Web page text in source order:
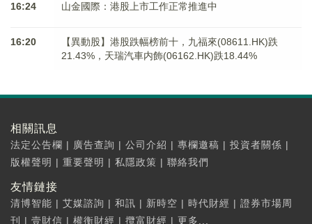
16:24 山金國際：港股上市工作正常推進中
16:20
【異動股】港股跌幅榜前十，九福來(08611.HK)跌
21.43%，天瑞汽車内飾(06162.HK)跌18.44%
相關訊息
法定公告欄 | 廣告查詢 | 公司介紹 | 專欄邀稿 | 投資者關係 |
版權聲明 | 重要聲明 | 私隱政策 | 聯絡我們
友情鏈接
清博智能 | 艾媒諮詢 | 和訊 | 新時空 | 時代財經 | 證券市場周
刊
| 壹財信 | 權衡財經 | 攬富財經 | 更多...